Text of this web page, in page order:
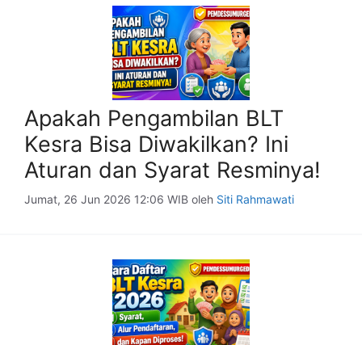
Apakah Pengambilan BLT
Kesra Bisa Diwakilkan? Ini
Aturan dan Syarat Resminya!
Jumat, 26 Jun 2026 12:06 WIB oleh Siti Rahmawati